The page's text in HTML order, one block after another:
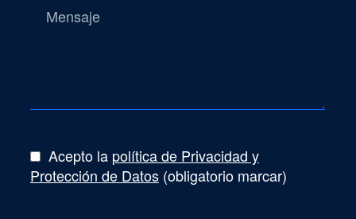
Acepto la política de Privacidad y
Protección de Datos (obligatorio marcar)